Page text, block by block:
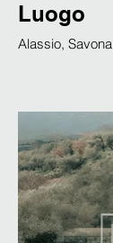
Luogo
Alassio, Savona